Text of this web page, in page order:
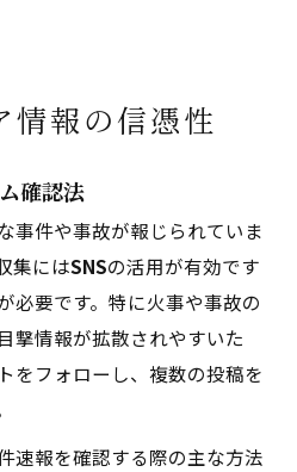
情報の信憑性
確認法
事件や事故が報じられていま
集にはSNSの活用が有効です
必要です。特に火事や事故の
撃情報が拡散されやすいた
をフォローし、複数の投稿を
速報を確認する際の主な方法